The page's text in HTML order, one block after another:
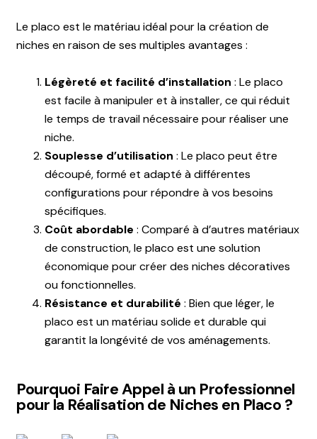
Le placo est le matériau idéal pour la création de
niches en raison de ses multiples avantages :
Légèreté et facilité d’installation : Le placo
est facile à manipuler et à installer, ce qui réduit
le temps de travail nécessaire pour réaliser une
niche.
Souplesse d’utilisation : Le placo peut être
découpé, formé et adapté à différentes
configurations pour répondre à vos besoins
spécifiques.
Coût abordable : Comparé à d’autres matériaux
de construction, le placo est une solution
économique pour créer des niches décoratives
ou fonctionnelles.
Résistance et durabilité : Bien que léger, le
placo est un matériau solide et durable qui
garantit la longévité de vos aménagements.
Pourquoi Faire Appel à un Professionnel
pour la Réalisation de Niches en Placo ?